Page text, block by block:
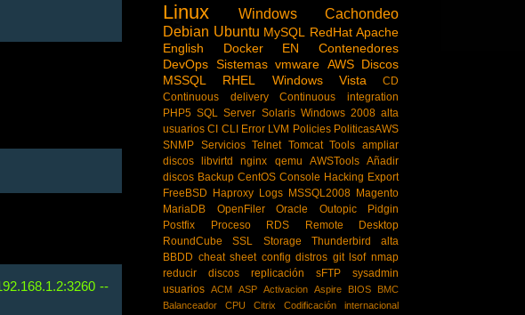
--
Linux Windows
Cachondeo
Debian Ubuntu MySQL RedHat Apache
English
Docker EN
Contenedores
DevOps Sistemas vmware AWS
Discos
MSSQL
RHEL Windows Vista
CD
Continuous delivery
Continuous integration
PHP5 SQL Server Solaris Windows 2008 alta
usuarios CI CLI Error LVM Policies PoliticasAWS
SNMP Servicios Telnet Tomcat Tools ampliar
discos
libvirtd nginx qemu AWSTools Añadir
discos Backup CentOS Console Hacking Export
FreeBSD
Haproxy Logs MSSQL2008 Magento
MariaDB
OpenFiler Oracle Outopic
Pidgin
Postfix
Proceso RDS
Remote Desktop
RoundCube
SSL Storage Thunderbird
alta
BBDD cheat sheet config distros git lsof nmap
reducir discos
replicación sFTP
sysadmin
usuarios ACM ASP Activacion Aspire BIOS
BMC
Balanceador
CPU Citrix
Codificación internacional